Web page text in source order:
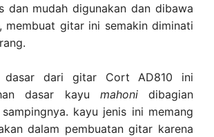
dan mudah digunakan dan dibawa
membuat gitar ini semakin diminati
dasar dari gitar Cort AD810 ini
dasar kayu mahonidibagian
kayu jenis ini memang
dalam pembuatan gitar karena